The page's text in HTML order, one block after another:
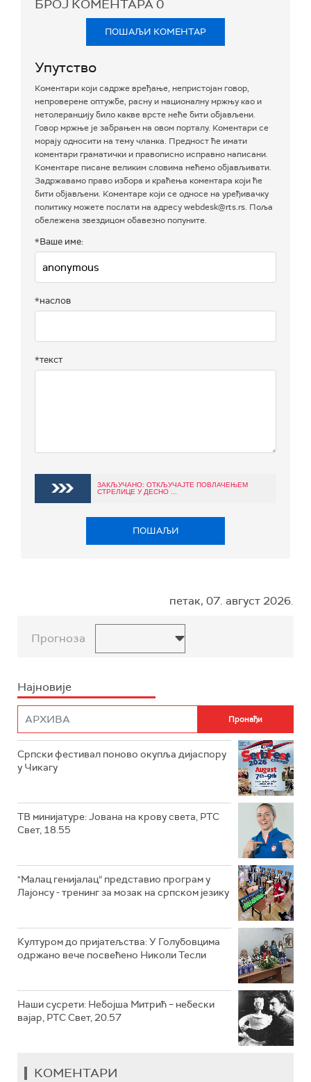
БРОЈ КОМЕНТАРА0
ПОШАЉИ КОМЕНТАР
Упутство
Коментари који садрже вређање, непристојан говор,
непроверене оптужбе, расну и националну мржњу као и
нетолеранцију било какве врсте неће бити објављени.
Говор мржње је забрањен на овом порталу. Коментари се
морају односити на тему чланка. Предност ће имати
коментари граматички и правописно исправно написани.
Коментаре писане великим словима нећемо објављивати.
Задржавамо право избора и краћења коментара који ће
бити објављени. Коментаре који се односе на уређивачку
политику можете послати на адресу webdesk@rts.rs. Поља
обележена звездицом обавезно попуните.
*Ваше име:
*наслов
*текст
ЗАКЉУЧАНО: ОТКЉУЧАЈТЕ ПОВЛАЧЕЊЕМ
СТРЕЛИЦЕ У ДЕСНО ...
ПОШАЉИ
петак, 07. август 2026.
Прогноза
Најновије
Српски фестивал поново окупља дијаспору
у Чикагу
ТВ минијатуре: Јована на крову света, РТС
Свет, 18.55
"Малац генијалац“ представио програм у
Лајонсу - тренинг за мозак на српском језику
Културом до пријатељства: У Голубовцима
одржано вече посвећено Николи Тесли
Наши сусрети: Небојша Митрић – небески
вајар, РТС Свет, 20.57
КОМЕНТАРИ